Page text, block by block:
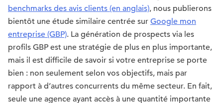
benchmarks des avis clients (en anglais), nous publierons
bientôt une étude similaire centrée sur Google mon
entreprise (GBP). La génération de prospects via les
profils GBP est une stratégie de plus en plus importante,
mais il est difficile de savoir si votre entreprise se porte
bien : non seulement selon vos objectifs, mais par
rapport à d’autres concurrents du même secteur. En fait,
seule une agence ayant accès à une quantité importante